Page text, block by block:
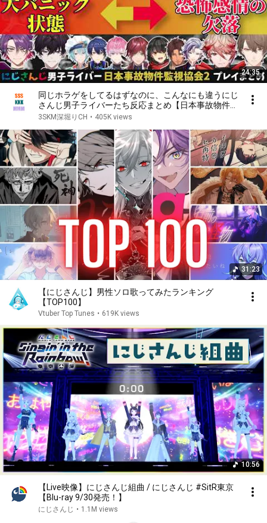
24:35
同じホラゲをしてるはずなのに、こんなにも違うにじ
さんじ男子ライバーたち反応まとめ【日本事故物件監
視協会2/JSP2/ホラゲ/切り抜き/Vtuber/悲鳴/ジャン
3SKM深堀りCH • 405K views
31:23
【にじさんじ】男性ソロ歌ってみたランキング
【TOP100】
Vtuber Top Tunes • 619K views
10:56
【Live映像】にじさんじ組曲 / にじさんじ #SitR東京
【Blu-ray 9/30発売！】
にじさんじ • 1.1M views